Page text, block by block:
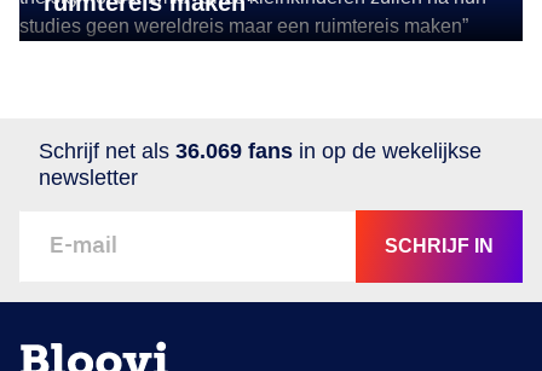
Schrijf net als 36.069 fans in op de wekelijkse
newsletter
SCHRIJF IN